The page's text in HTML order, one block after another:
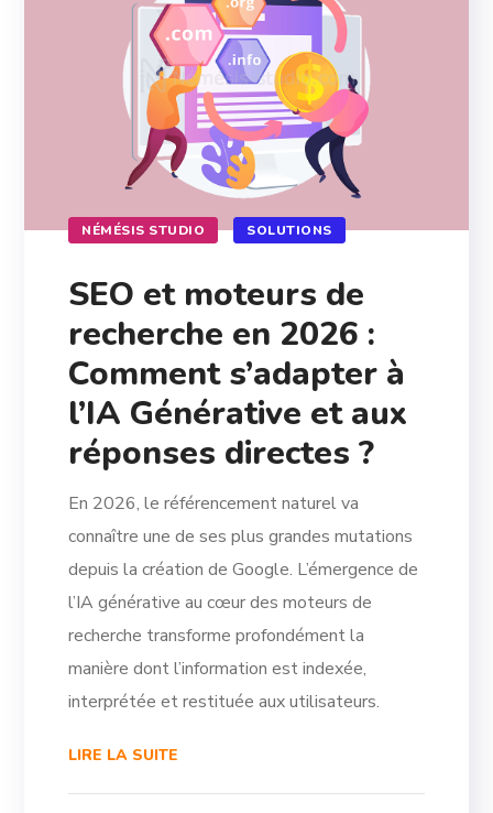
NÉMÉSIS STUDIO SOLUTIONS
SEO et moteurs de
recherche en 2026 :
Comment s’adapter à
l’IA Générative et aux
réponses directes ?
En 2026, le référencement naturel va
connaître une de ses plus grandes mutations
depuis la création de Google. L’émergence de
l’IA générative au cœur des moteurs de
recherche transforme profondément la
manière dont l’information est indexée,
interprétée et restituée aux utilisateurs.
LIRE LA SUITE